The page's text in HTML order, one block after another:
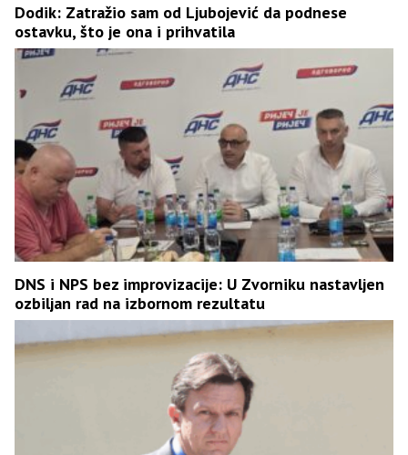
Dodik: Zatražio sam od Ljubojević da podnese
ostavku, što je ona i prihvatila
DNS i NPS bez improvizacije: U Zvorniku nastavljen
ozbiljan rad na izbornom rezultatu